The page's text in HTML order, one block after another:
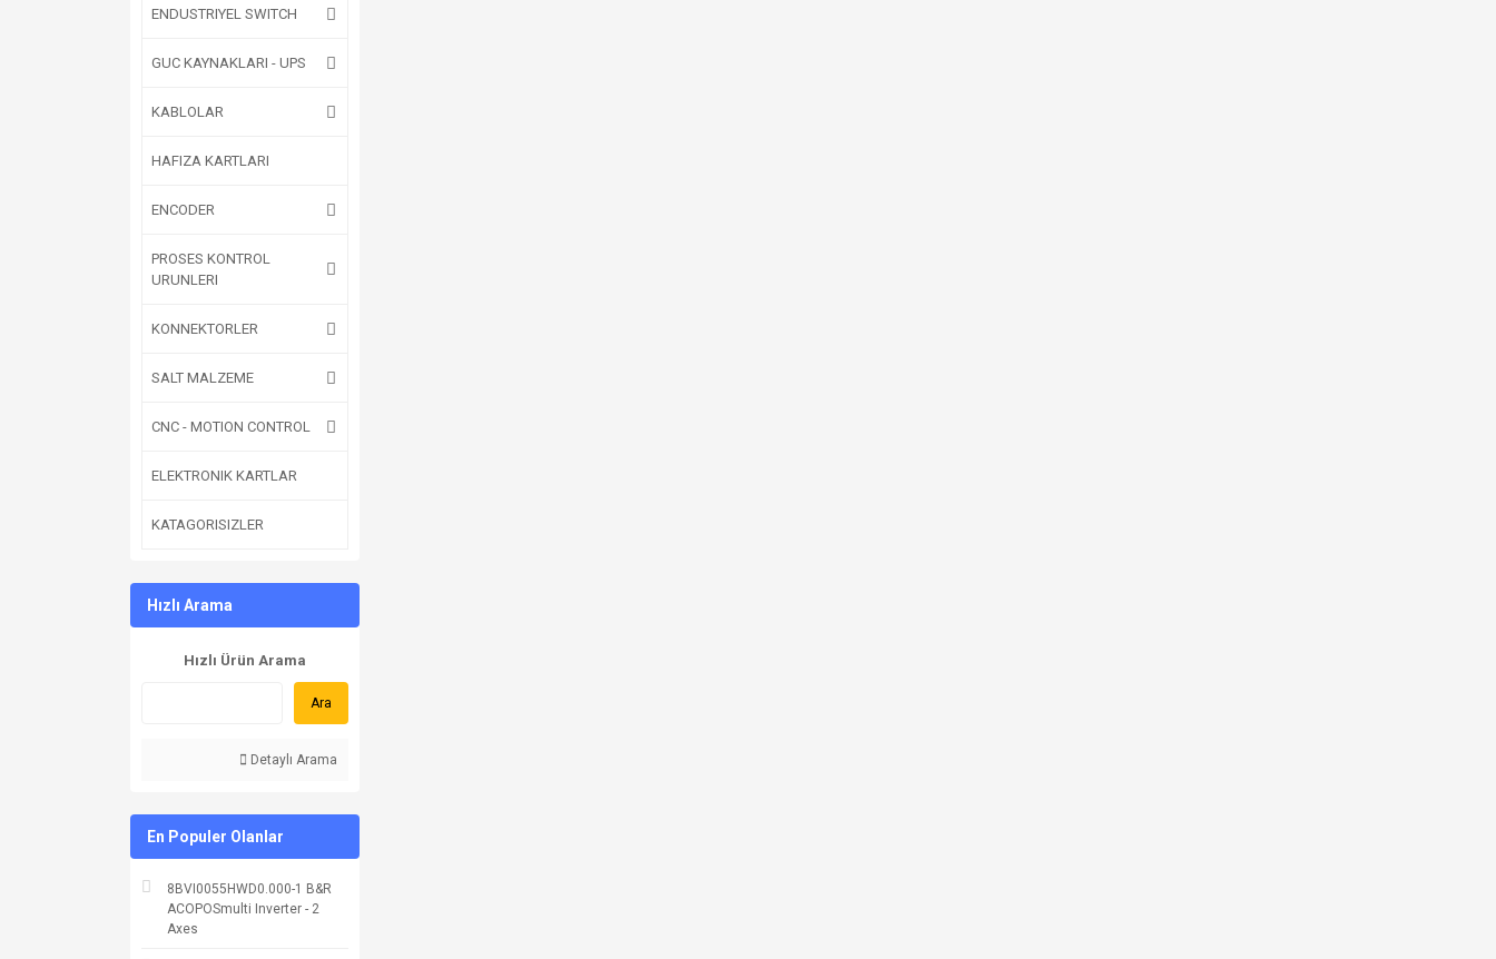
ENDUSTRIYEL SWITCH
GUC KAYNAKLARI - UPS
KABLOLAR
HAFIZA KARTLARI
ENCODER
PROSES KONTROL
URUNLERI
KONNEKTORLER
SALT MALZEME
CNC - MOTION CONTROL
ELEKTRONIK KARTLAR
KATAGORISIZLER
Hızlı Arama
Hızlı Ürün Arama
Ara
Detaylı Arama
En Populer Olanlar
8BVI0055HWD0.000-1 B&R
ACOPOSmulti Inverter - 2
Axes